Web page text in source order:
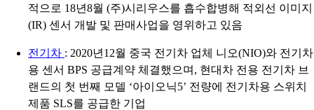
적으로 18년8월 (주)시리우스를 흡수합병해 적외선 이미지
(IR) 센서 개발 및 판매사업을 영위하고 있음
전기차 : 2020년12월 중국 전기차 업체 니오(NIO)와 전기차
용 센서 BPS 공급계약 체결했으며, 현대차 전용 전기차 브
랜드의 첫 번째 모델 ‘아이오닉5’ 전량에 전기차용 스위치
제품 SLS를 공급한 기업